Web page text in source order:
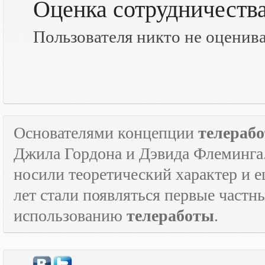
Оценка
Пользователя никто не
Основателями концепции
Джила Гордона и Дэвида
носили теоретический характер и
лет стали появляться первые
использованию телеработы.